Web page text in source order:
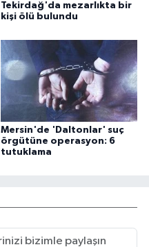
Tekirdağ'da mezarlıkta bir
kişi ölü bulundu
Mersin'de 'Daltonlar' suç
örgütüne operasyon: 6
tutuklama